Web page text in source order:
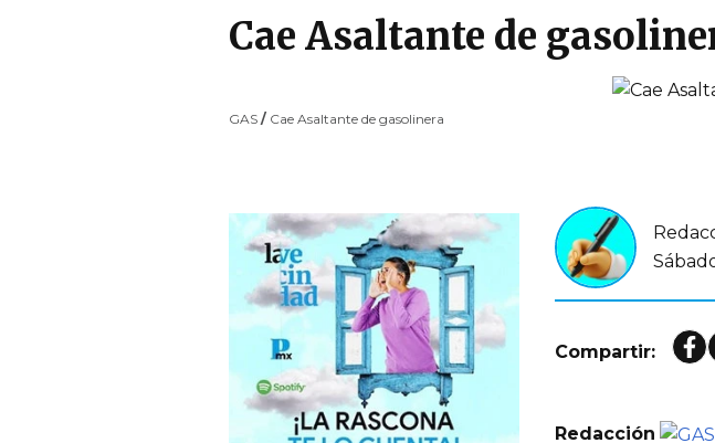
GAS / Cae Asaltante de gasolinera
Cae Asaltante de
Compartir:
Redacción